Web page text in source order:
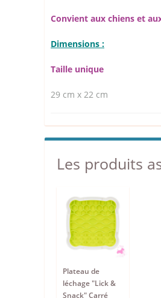
Convient aux chiens et
Dimensions :
Taille unique
29 cm x 22 cm
Les produits
Plateau de
léchage "Lick &
Snack" Carré